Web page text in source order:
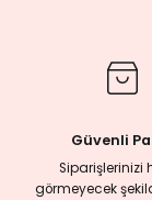
Güvenli
Siparişlerinizi
görmeyecek